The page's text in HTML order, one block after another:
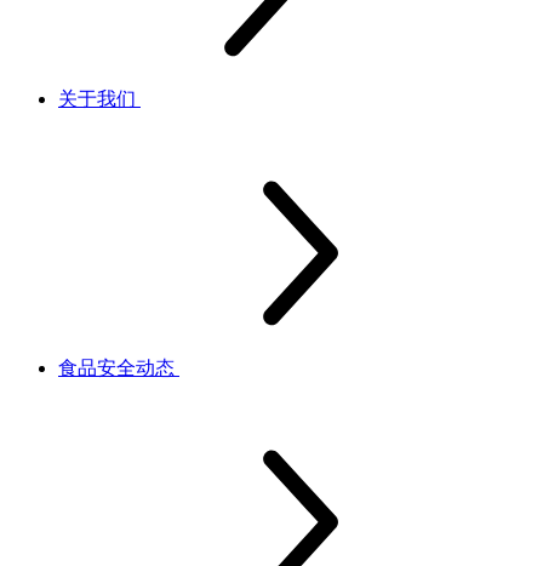
关于我们
食品安全动态